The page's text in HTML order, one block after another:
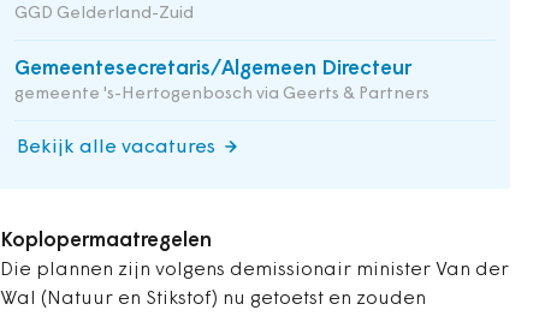
GGD Gelderland-Zuid
Gemeentesecretaris/Algemeen Directeur
gemeente 's-Hertogenbosch via Geerts & Partners
Bekijk alle vacatures
Koplopermaatregelen
Die plannen zijn volgens demissionair minister Van der
Wal (Natuur en Stikstof) nu getoetst en zouden